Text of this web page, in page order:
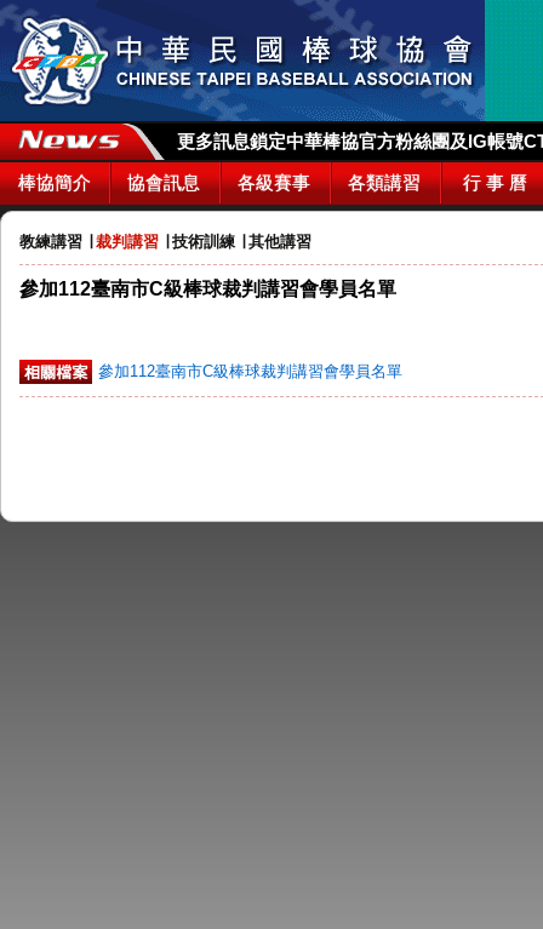
更多訊息鎖定中華棒協官方粉絲團及IG帳號
棒協簡介 協會訊息 各級賽事 各類講習 行 事 曆
教練講習 裁判講習 技術訓練 其他講習
參加112臺南市C級棒球裁判講習會學員名單
參加112臺南市C級棒球裁判講習會學員名單